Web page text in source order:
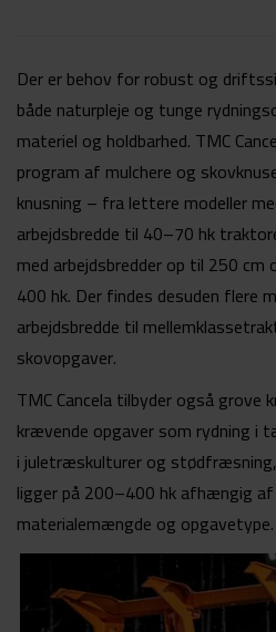
Der er behov for robust og
både naturpleje og tunge
materiel og holdbarhed. TMC
program af mulchere og
knusning – fra lettere modeller
arbejdsbredde til 40–70 hk
med arbejdsbredder op til 250
400 hk. Der findes desuden flere
arbejdsbredde til
skovopgaver.
TMC Cancela tilbyder også
krævende opgaver som rydning i
i juletræskulturer og
ligger på 200–400 hk afhængig af
materialemængde og opgavetype.